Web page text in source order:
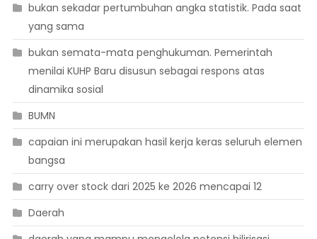
bukan sekadar pertumbuhan angka statistik. Pada saat
yang sama
bukan semata-mata penghukuman. Pemerintah
menilai KUHP Baru disusun sebagai respons atas
dinamika sosial
BUMN
capaian ini merupakan hasil kerja keras seluruh elemen
bangsa
carry over stock dari 2025 ke 2026 mencapai 12
Daerah